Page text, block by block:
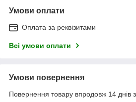
Умови оплати
Оплата за реквізитами
Всі умови оплати
Умови повернення
Повернення товару впродовж 14 днів